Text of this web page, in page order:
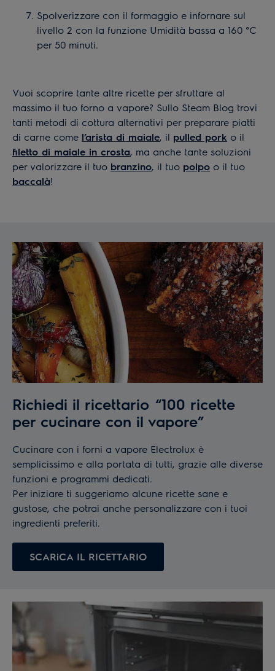
Spolverizzare con il formaggio e infornare sul
livello 2 con la funzione Umidità bassa a 160 °C
per 50 minuti.
Vuoi scoprire tante altre ricette per sfruttare al
massimo il tuo forno a vapore? Sullo Steam Blog trovi
tanti metodi di cottura alternativi per preparare piatti
di carne come l’arista di maiale, il pulled pork o il
filetto di maiale in crosta, ma anche tante soluzioni
per valorizzare il tuo branzino, il tuo polpo o il tuo
baccalà!
Richiedi il ricettario “100 ricette
per cucinare con il vapore”
Cucinare con i forni a vapore Electrolux è
semplicissimo e alla portata di tutti, grazie alle diverse
funzioni e programmi dedicati.
Per iniziare ti suggeriamo alcune ricette sane e
gustose, che potrai anche personalizzare con i tuoi
ingredienti preferiti.
SCARiCA IL RICETTARIO